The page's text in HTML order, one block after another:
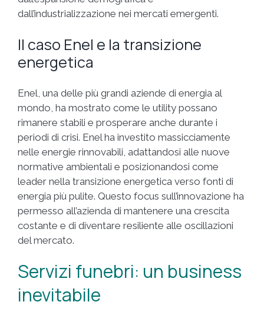
dall’industrializzazione nei mercati emergenti.
Il caso Enel e la transizione
energetica
Enel, una delle più grandi aziende di energia al
mondo, ha mostrato come le utility possano
rimanere stabili e prosperare anche durante i
periodi di crisi. Enel ha investito massicciamente
nelle energie rinnovabili, adattandosi alle nuove
normative ambientali e posizionandosi come
leader nella transizione energetica verso fonti di
energia più pulite. Questo focus sull’innovazione ha
permesso all’azienda di mantenere una crescita
costante e di diventare resiliente alle oscillazioni
del mercato.
Servizi funebri: un business
inevitabile